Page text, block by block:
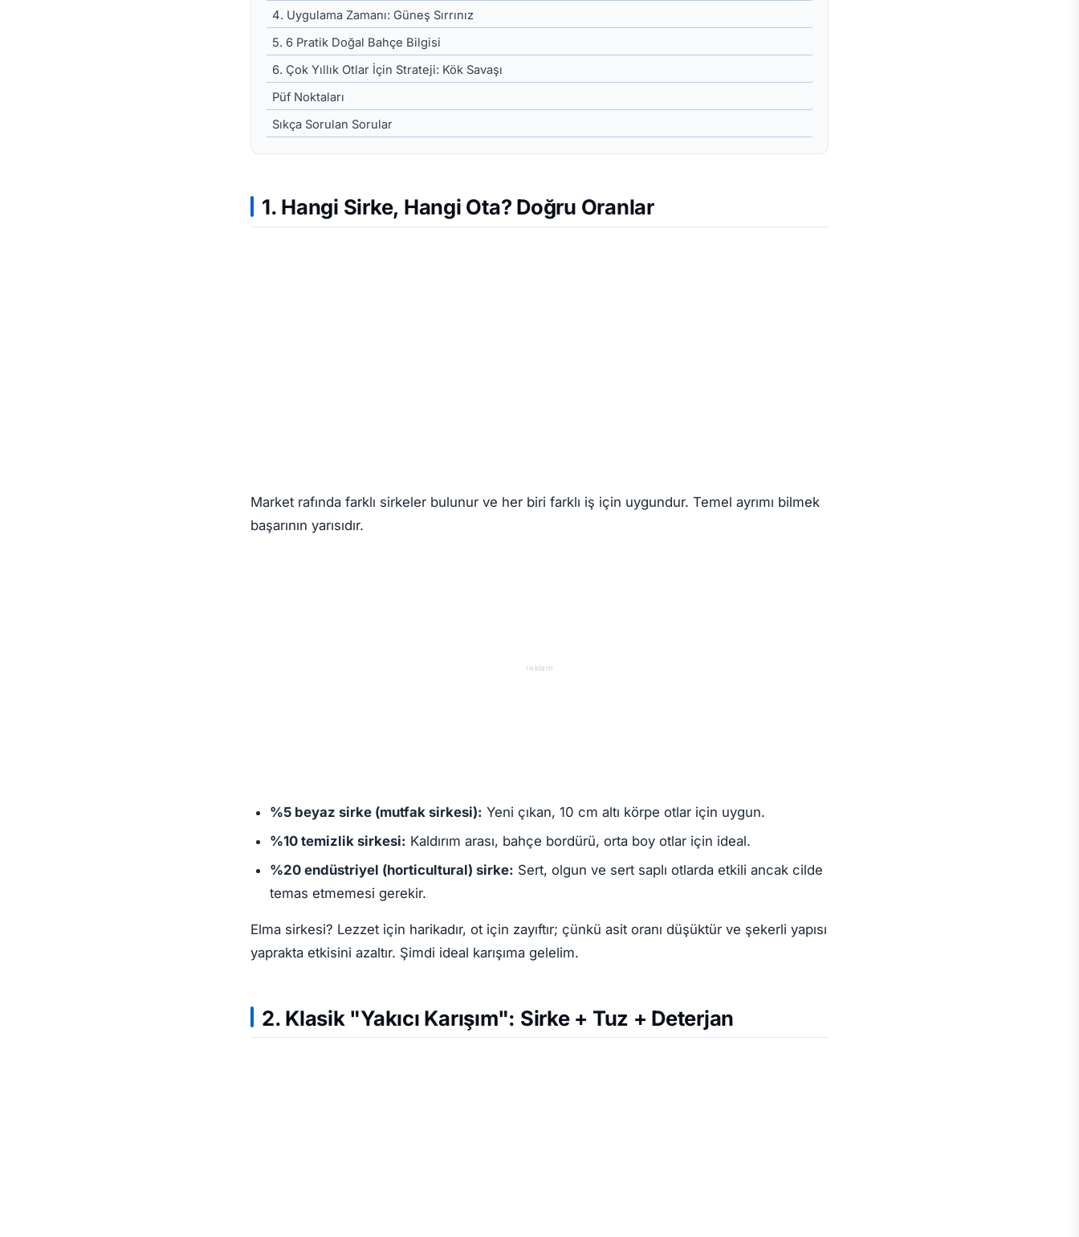
4. Uygulama Zamanı: Güneş Sırrınız
5. 6 Pratik Doğal Bahçe Bilgisi
6. Çok Yıllık Otlar İçin Strateji: Kök Savaşı
Püf Noktaları
Sıkça Sorulan Sorular
1. Hangi Sirke, Hangi Ota? Doğru Oranlar
Market rafında farklı sirkeler bulunur ve her biri farklı iş için uygundur. Temel ayrımı bilmek
başarının yarısıdır.
reklam
%5 beyaz sirke (mutfak sirkesi): Yeni çıkan, 10 cm altı körpe otlar için uygun.
%10 temizlik sirkesi: Kaldırım arası, bahçe bordürü, orta boy otlar için ideal.
%20 endüstriyel (horticultural) sirke: Sert, olgun ve sert saplı otlarda etkili ancak cilde
temas etmemesi gerekir.
Elma sirkesi? Lezzet için harikadır, ot için zayıftır; çünkü asit oranı düşüktür ve şekerli yapısı
yaprakta etkisini azaltır. Şimdi ideal karışıma gelelim.
2. Klasik "Yakıcı Karışım": Sirke + Tuz + Deterjan